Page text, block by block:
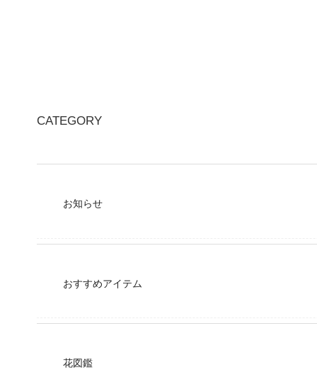
CATEGORY
お知らせ
おすすめアイテム
花図鑑